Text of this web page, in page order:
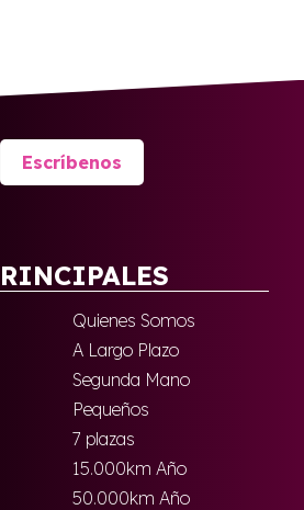
Escríbenos
Quienes Somos
A Largo Plazo
Segunda Mano
Pequeños
7 plazas
15.000km Año
50.000km Año